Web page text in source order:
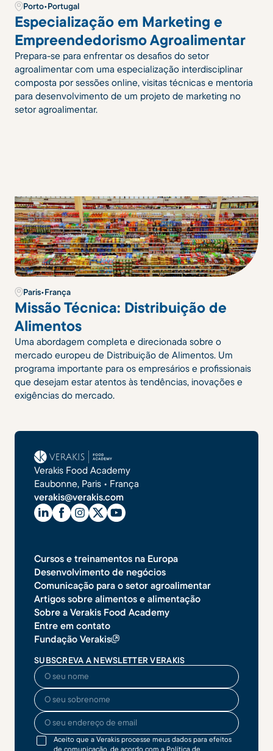
Porto•Portugal
Especialização em Marketing e
Empreendedorismo Agroalimentar
Prepara-se para enfrentar os desafios do setor
agroalimentar com uma especialização interdisciplinar
composta por sessões online, visitas técnicas e mentoria
para desenvolvimento de um projeto de marketing no
setor agroalimentar.
Paris•França
Missão Técnica: Distribuição de
Alimentos
Uma abordagem completa e direcionada sobre o
mercado europeu de Distribuição de Alimentos. Um
programa importante para os empresários e profissionais
que desejam estar atentos às tendências, inovações e
exigências do mercado.
Verakis Food Academy
Eaubonne, Paris • França
verakis@verakis.com
Cursos e treinamentos na Europa
Desenvolvimento de negócios
Comunicação para o setor agroalimentar
Artigos sobre alimentos e alimentação
Sobre a Verakis Food Academy
Entre em contato
Fundação Verakis
SUBSCREVA A NEWSLETTER VERAKIS
O seu nome
O seu sobrenome
O seu endereço de email
Aceito que a Verakis processe meus dados para efeitos
de comunicação, de acordo com a Política de